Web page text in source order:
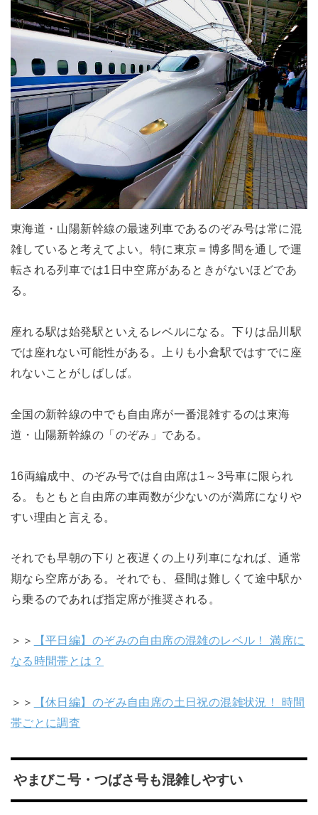
東海道・山陽新幹線の最速列車であるのぞみ号は常に混
雑していると考えてよい。特に東京＝博多間を通しで運
転される列車では1日中空席があるときがないほどであ
る。
座れる駅は始発駅といえるレベルになる。下りは品川駅
では座れない可能性がある。上りも小倉駅ではすでに座
れないことがしばしば。
全国の新幹線の中でも自由席が一番混雑するのは東海
道・山陽新幹線の「のぞみ」である。
16両編成中、のぞみ号では自由席は1～3号車に限られ
る。もともと自由席の車両数が少ないのが満席になりや
すい理由と言える。
それでも早朝の下りと夜遅くの上り列車になれば、通常
期なら空席がある。それでも、昼間は難しくて途中駅か
ら乗るのであれば指定席が推奨される。
＞＞
【平日編】のぞみの自由席の混雑のレベル！ 満席に
なる時間帯とは？
＞＞
【休日編】のぞみ自由席の土日祝の混雑状況！ 時間
帯ごとに調査
やまびこ号・つばさ号も混雑しやすい